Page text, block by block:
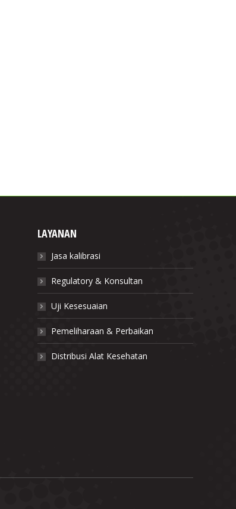
LAYANAN
Jasa kalibrasi
Regulatory & Konsultan
Uji Kesesuaian
Pemeliharaan & Perbaikan
Distribusi Alat Kesehatan